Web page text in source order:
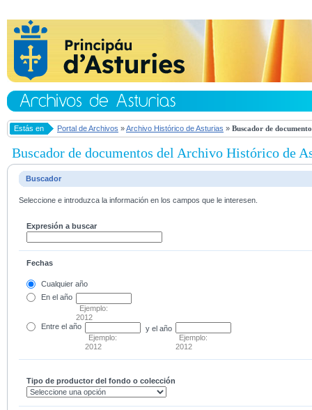
Estás en Portal de Archivos »Archivo Histórico de Asturias » Buscador de
Buscador de documentos del Archivo Histórico de
Buscador
Seleccione e introduzca la información en los campos que le interesen.
Expresión a buscar
Fechas
Cualquier año
En el año
Ejemplo:
2012
Entre el año
Ejemplo:
2012
y el año
Ejemplo:
2012
Tipo de productor del fondo o colección